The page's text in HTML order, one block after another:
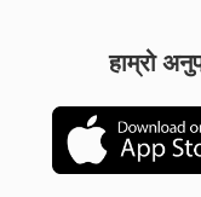
हाम्रो